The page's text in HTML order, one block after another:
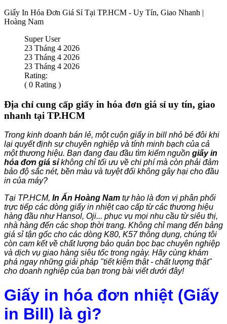
Giấy In Hóa Đơn Giá Sỉ Tại TP.HCM - Uy Tín, Giao Nhanh |
Hoàng Nam
Super User
23 Tháng 4 2026
23 Tháng 4 2026
23 Tháng 4 2026
Rating:
( 0 Rating )
Địa chỉ cung cấp giấy in hóa đơn giá sỉ uy tín, giao
nhanh tại TP.HCM
Trong kinh doanh bán lẻ, một cuộn giấy in bill nhỏ bé đôi khi
lại quyết định sự chuyên nghiệp và tính minh bạch của cả
một thương hiệu. Bạn đang đau đầu tìm kiếm nguồn giấy in
hóa đơn giá sỉkhông chỉ tối ưu về chi phí mà còn phải đảm
bảo độ sắc nét, bền màu và tuyệt đối không gây hại cho đầu
in của máy?
Tại TP.HCM, In Ấn Hoàng Nam tự hào là đơn vị phân phối
trực tiếp các dòng giấy in nhiệt cao cấp từ các thương hiệu
hàng đầu như Hansol, Oji... phục vụ mọi nhu cầu từ siêu thị,
nhà hàng đến các shop thời trang. Không chỉ mang đến bảng
giá sỉ tận gốc cho các dòng K80, K57 thông dụng, chúng tôi
còn cam kết về chất lượng bảo quản bọc bạc chuyên nghiệp
và dịch vụ giao hàng siêu tốc trong ngày. Hãy cùng khám
phá ngay những giải pháp "tiết kiệm thật - chất lượng thật"
cho doanh nghiệp của bạn trong bài viết dưới đây!
Giấy in hóa đơn nhiệt (Giấy
in Bill) là gì?